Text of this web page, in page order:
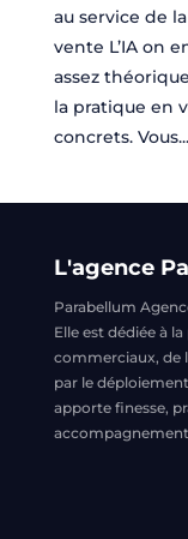
au service de
vente L’IA on
assez
la pratique en
concrets. Vous...
L'agence
Parabellum
Elle est dédiée à
commerciaux, de
par le
apporte finesse,